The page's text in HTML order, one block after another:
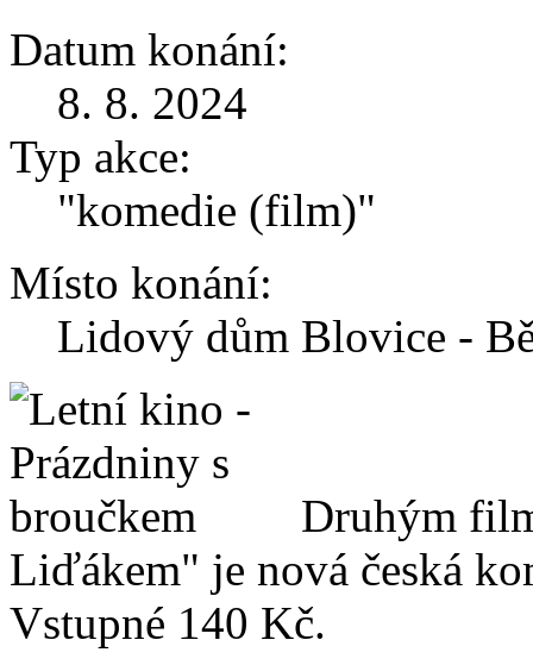
Datum konání:
8. 8. 2024
Typ akce:
"komedie (film)"
Místo konání:
Lidový dům Blovice -
Druhým
Liďákem" je nová česká
Vstupné 140 Kč.